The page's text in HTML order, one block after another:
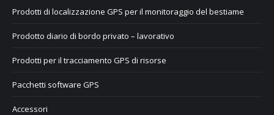
Prodotti di localizzazione GPS per il monitoraggio del bestiame
Prodotto diario di bordo privato – lavorativo
Prodotti per il tracciamento GPS di risorse
Pacchetti software GPS
Accessori